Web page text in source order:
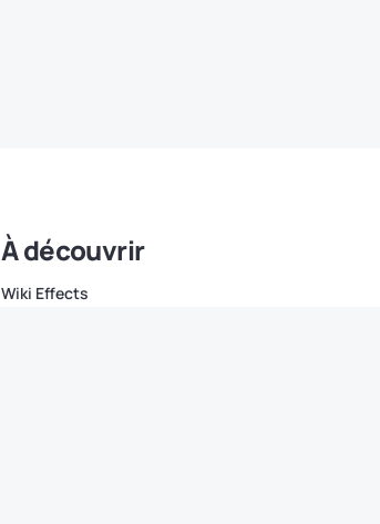
À découvrir
Wiki Effects